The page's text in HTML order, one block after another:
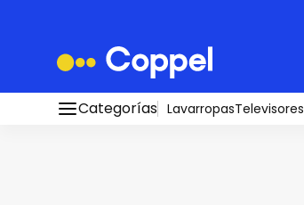
Promociones Bancarias
Conocé todos nuestros medios de pago
Categorías LavarropasTelevisores